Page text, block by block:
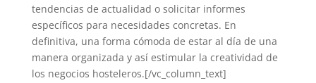
tendencias de actualidad o solicitar informes
específicos para necesidades concretas. En
definitiva, una forma cómoda de estar al día de una
manera organizada y así estimular la creatividad de
los negocios hosteleros.[/vc_column_text]